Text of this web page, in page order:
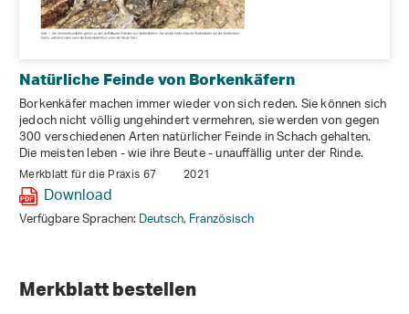
Natürliche Feinde von Borkenkäfern
Borkenkäfer machen immer wieder von sich reden. Sie können sich
jedoch nicht völlig ungehindert vermehren, sie werden von gegen
300 verschiedenen Arten natürlicher Feinde in Schach gehalten.
Die meisten leben - wie ihre Beute - unauffällig unter der Rinde.
Merkblatt für die Praxis 67 2021
Download
Verfügbare Sprachen:Deutsch,Französisch
Merkblatt bestellen